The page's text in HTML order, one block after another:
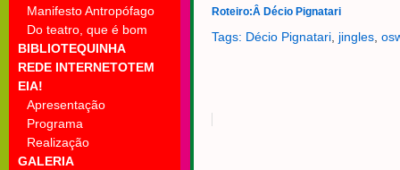
Manifesto Antropófago
Do teatro, que é bom
BIBLIOTEQUINHA
REDE INTERNETOTEM
EIA!
Apresentação
Programa
Realização
GALERIA
Roteiro:Â Décio Pignatari
Tags: Décio Pignatari, jingles,